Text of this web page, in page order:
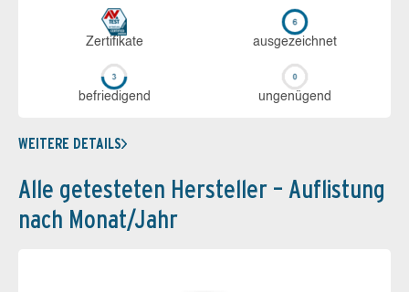
Zerti­fikate aus­ge­zeich­net
be­frie­di­gend un­ge­nü­gend
WEITERE DETAILS
Alle getesteten Hersteller – Auflistung
nach Monat/Jahr